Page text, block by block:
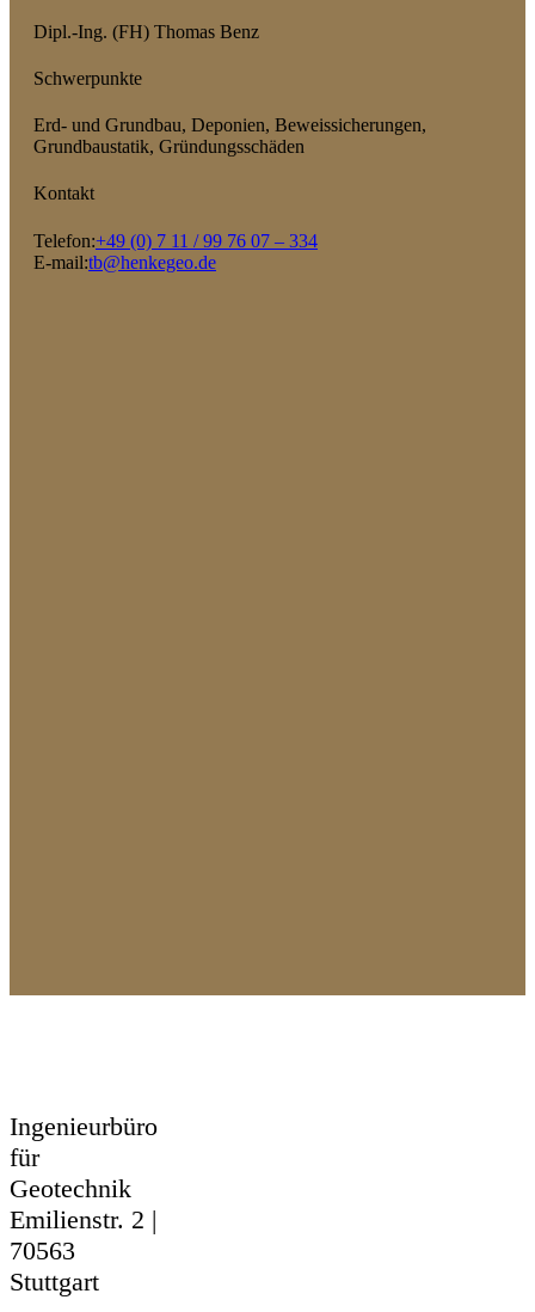
Dipl.-Ing. (FH) Thomas Benz
Schwerpunkte
Erd- und Grundbau, Deponien, Beweissicherungen,
Grundbaustatik, Gründungsschäden
Kontakt
Telefon:+49 (0) 7 11 / 99 76 07 – 334
E-mail:tb@henkegeo.de
Ingenieurbüro
für
Geotechnik
Emilienstr. 2 |
70563
Stuttgart